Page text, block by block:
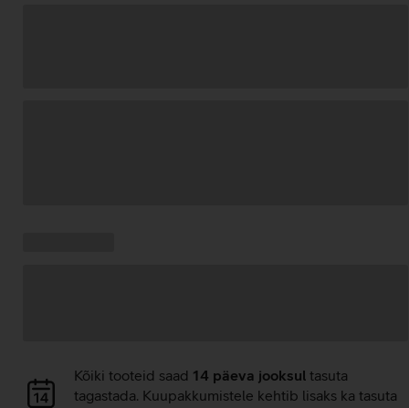
Andmete
laadimine
Kõiki tooteid saad 14 päeva jooksul tasuta
tagastada. Kuupakkumistele kehtib lisaks ka tasuta